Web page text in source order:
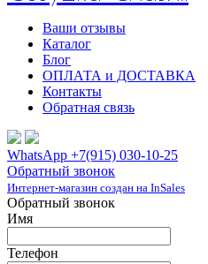
Ваши отзывы
Каталог
Блог
ОПЛАТА и ДОСТАВКА
Контакты
Обратная связь
WhatsApp +7(915) 030-10-25
Обратный звонок
Интернет-магазин создан на InSales
Обратный звонок
Имя
Телефон